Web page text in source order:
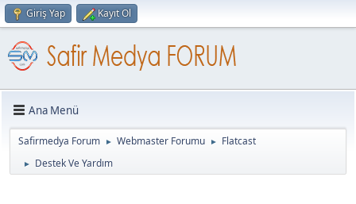
Giriş Yap Kayıt Ol
Ana Menü
Safirmedya Forum ► Webmaster Forumu ► Flatcast
► Destek Ve Yardım